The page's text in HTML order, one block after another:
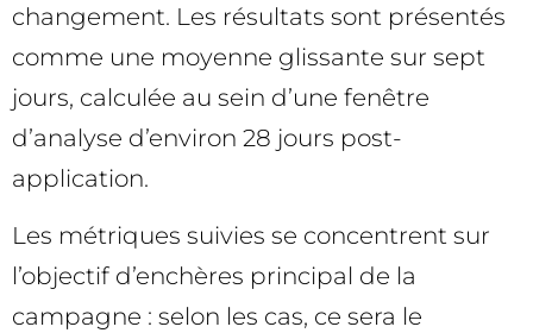
changement. Les résultats sont présentés
comme une moyenne glissante sur sept
jours, calculée au sein d’une fenêtre
d’analyse d’environ 28 jours post-
application.
Les métriques suivies se concentrent sur
l’objectif d’enchères principal de la
campagne : selon les cas, ce sera le